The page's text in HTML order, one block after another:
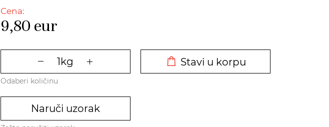
Cena:
9,80 eur
Stavi u korpu
Odaberi količinu
Naruči uzorak